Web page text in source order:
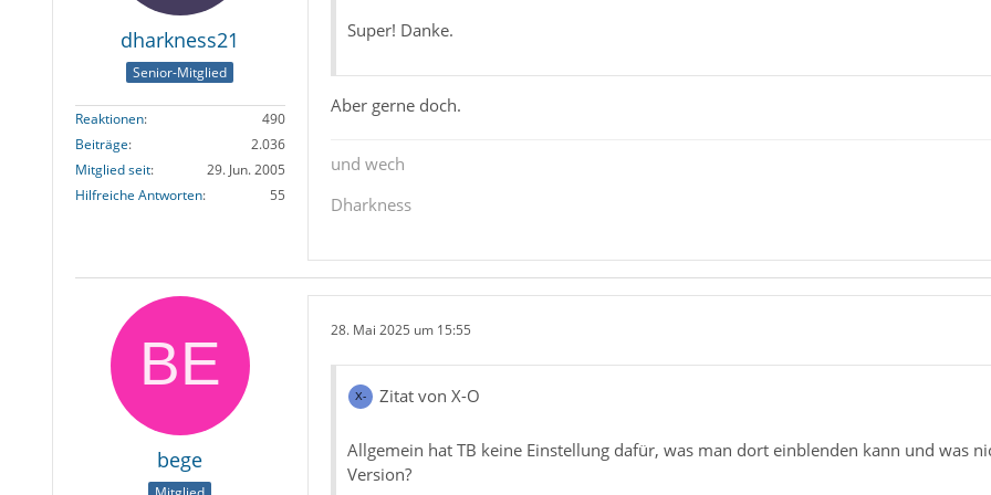
dharkness21
Senior-Mitglied
Reaktionen
490
Beiträge
2.036
Mitglied seit
29. Jun. 2005
Hilfreiche Antworten
55
Super! Danke.
Aber gerne doch.
und wech
Dharkness
bege
28. Mai 2025 um 15:55
Zitat von X-O
Allgemein hat TB keine Einstellung dafür, was man dort einblenden kann und was
Version?